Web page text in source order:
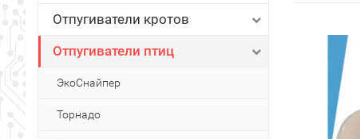
Отпугиватели кротов
Отпугиватели птиц
ЭкоСнайпер
Торнадо